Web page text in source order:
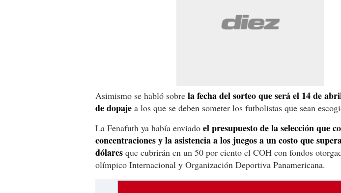
Asimismo se habló sobre la fecha del sorteo que será el 14 de
de dopaje a los que se deben someter los futbolistas que sean
La Fenafuth ya había enviado el presupuesto de la selección que
concentraciones y la asistencia a los juegos a un costo que
dólares que cubrirán en un 50 por ciento el COH con fondos
olímpico Internacional y Organización Deportiva Panamericana.